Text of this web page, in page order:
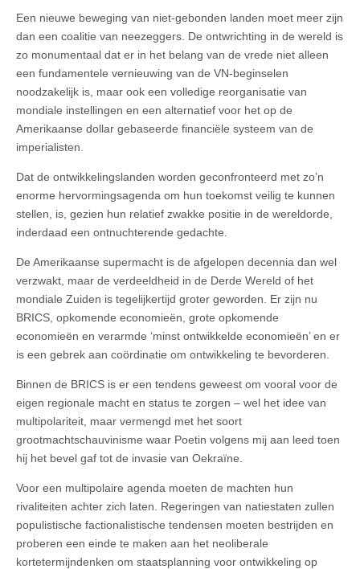
Een nieuwe beweging van niet-gebonden landen moet meer zijn
dan een coalitie van neezeggers. De ontwrichting in de wereld is
zo monumentaal dat er in het belang van de vrede niet alleen
een fundamentele vernieuwing van de VN-beginselen
noodzakelijk is, maar ook een volledige reorganisatie van
mondiale instellingen en een alternatief voor het op de
Amerikaanse dollar gebaseerde financiële systeem van de
imperialisten.
Dat de ontwikkelingslanden worden geconfronteerd met zo’n
enorme hervormingsagenda om hun toekomst veilig te kunnen
stellen, is, gezien hun relatief zwakke positie in de wereldorde,
inderdaad een ontnuchterende gedachte.
De Amerikaanse supermacht is de afgelopen decennia dan wel
verzwakt, maar de verdeeldheid in de Derde Wereld of het
mondiale Zuiden is tegelijkertijd groter geworden. Er zijn nu
BRICS, opkomende economieën, grote opkomende
economieën en verarmde ‘minst ontwikkelde economieën’ en er
is een gebrek aan coördinatie om ontwikkeling te bevorderen.
Binnen de BRICS is er een tendens geweest om vooral voor de
eigen regionale macht en status te zorgen – wel het idee van
multipolariteit, maar vermengd met het soort
grootmachtschauvinisme waar Poetin volgens mij aan leed toen
hij het bevel gaf tot de invasie van Oekraïne.
Voor een multipolaire agenda moeten de machten hun
rivaliteiten achter zich laten. Regeringen van natiestaten zullen
populistische factionalistische tendensen moeten bestrijden en
proberen een einde te maken aan het neoliberale
kortetermijndenken om staatsplanning voor ontwikkeling op